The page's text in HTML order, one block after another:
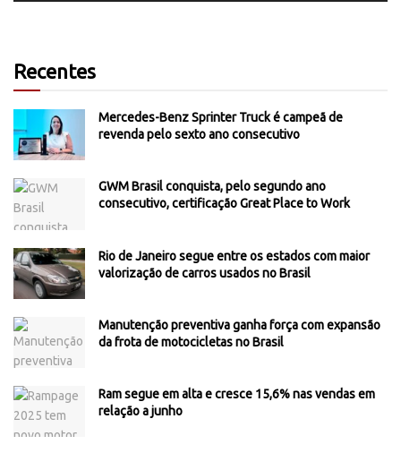
Recentes
Mercedes-Benz Sprinter Truck é campeã de
revenda pelo sexto ano consecutivo
GWM Brasil conquista, pelo segundo ano
consecutivo, certificação Great Place to Work
Rio de Janeiro segue entre os estados com maior
valorização de carros usados no Brasil
Manutenção preventiva ganha força com expansão
da frota de motocicletas no Brasil
Ram segue em alta e cresce 15,6% nas vendas em
relação a junho